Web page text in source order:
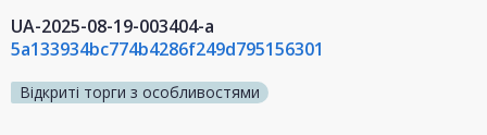
UA-2025-08-19-003404-a
5a133934bc774b4286f249d795156301
Відкриті торги з особливостями